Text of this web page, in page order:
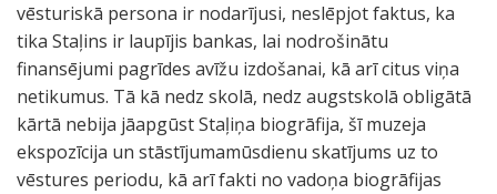
vēsturiskā persona ir nodarījusi, neslēpjot faktus, ka
tika Staļins ir laupījis bankas, lai nodrošinātu
finansējumi pagrīdes avīžu izdošanai, kā arī citus viņa
netikumus. Tā kā nedz skolā, nedz augstskolā obligātā
kārtā nebija jāapgūst Staļiņa biogrāfija, šī muzeja
ekspozīcija un stāstījumamūsdienu skatījums uz to
vēstures periodu, kā arī fakti no vadoņa biogrāfijas